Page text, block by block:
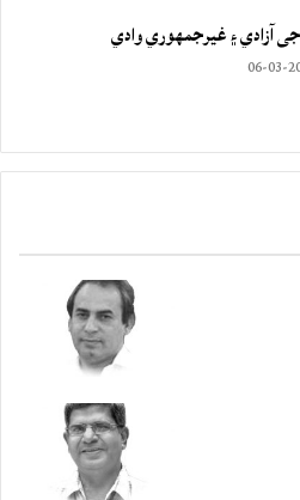
آزادي ۽ غيرجمھوري وادي
06-03-